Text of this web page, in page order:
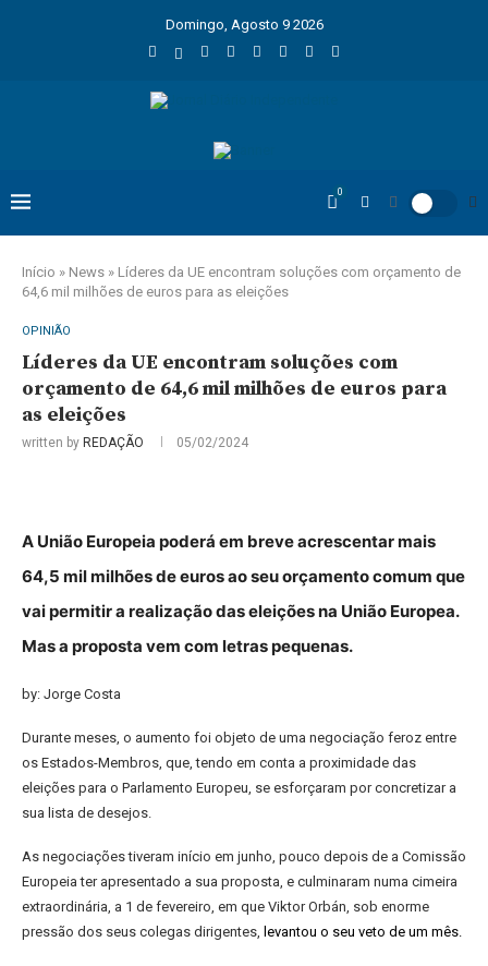
Domingo, Agosto 9 2026
0
Início » News » Líderes da UE encontram soluções com orçamento de
64,6 mil milhões de euros para as eleições
OPINIÃO
Líderes da UE encontram soluções com
orçamento de 64,6 mil milhões de euros para
as eleições
written by REDAÇÃO 05/02/2024
A União Europeia poderá em breve acrescentar mais
64,5 mil milhões de euros ao seu orçamento comum que
vai permitir a realização das eleições na União Europea.
Mas a proposta vem com letras pequenas.
by: Jorge Costa
Durante meses, o aumento foi objeto de uma negociação feroz entre
os Estados-Membros, que, tendo em conta a proximidade das
eleições para o Parlamento Europeu, se esforçaram por concretizar a
sua lista de desejos.
As negociações tiveram início em junho, pouco depois de a Comissão
Europeia ter apresentado a sua proposta, e culminaram numa cimeira
extraordinária, a 1 de fevereiro, em que Viktor Orbán, sob enorme
pressão dos seus colegas dirigentes, levantou o seu veto de um mês.